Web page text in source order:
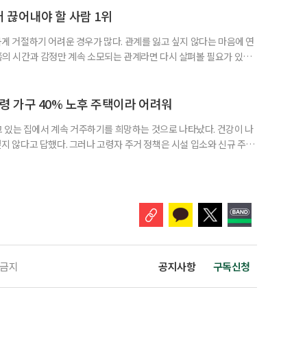
다. 박경하 한국노인인력개발원 선임연구위
어내야 할 사람 1위
거절하기 어려운 경우가 많다. 관계를 잃고 싶지 않다는 마음에 연
시간과 감정만 계속 소모되는 관계라면 다시 살펴볼 필요가 있다.
도 건강한 관계와는 거리가 멀다. 믿고 털어놓은 개인사나 약점을
가구 40% 노후 주택이라 어려워
는 집에서 계속 거주하기를 희망하는 것으로 나타났다. 건강이 나
않다고 답했다. 그러나 고령자 주거 정책은 시설 입소와 신규 주택
지 공지사항 구독신청